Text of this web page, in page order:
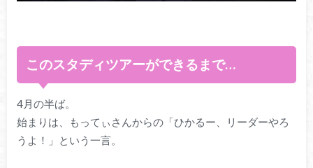
このスタディツアーができるまで…
4月の半ば。
始まりは、もってぃさんからの「ひかるー、リーダーやろ
うよ！」という一言。